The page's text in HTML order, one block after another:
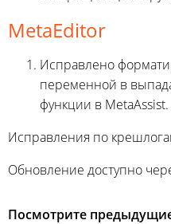
MetaEditor
Исправлено
переменной в
функции в MetaAssist.
Исправления по
Обновление доступно
Посмотрите